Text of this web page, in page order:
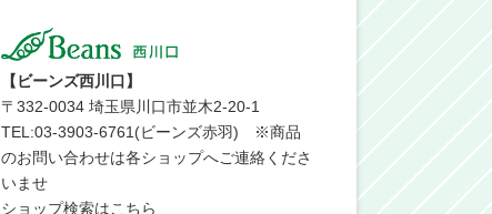
【ビーンズ西川口】
〒 332-0034 埼玉県川口市並木2-20-1
TEL:03-3903-6761(ビーンズ赤羽) ※商品
のお問い合わせは各ショップへご連絡くださ
いませ
ショップ検索はこちら